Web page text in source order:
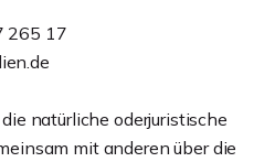
265 17
natürliche oderjuristische
mit anderen über die